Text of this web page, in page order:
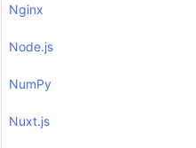
Nginx
Node.js
NumPy
Nuxt.js